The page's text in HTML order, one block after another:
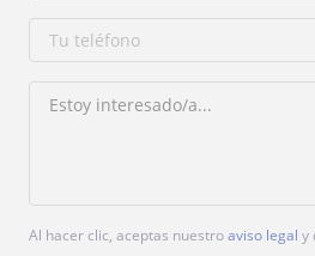
Al hacer clic, aceptas nuestroaviso legal y